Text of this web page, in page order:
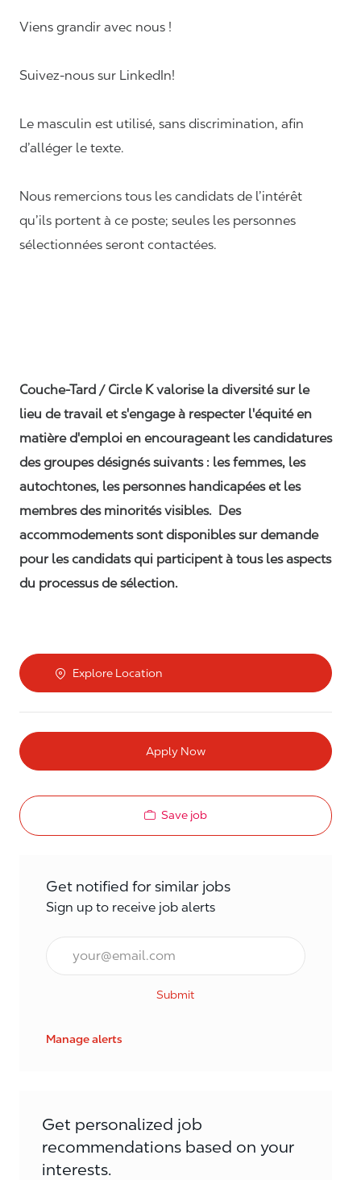
Viens grandir avec nous !
Suivez-nous sur LinkedIn!
Le masculin est utilisé, sans discrimination, afin
d’alléger le texte.
Nous remercions tous les candidats de l’intérêt
qu’ils portent à ce poste; seules les personnes
sélectionnées seront contactées.
Couche-Tard / Circle K valorise la diversité sur le
lieu de travail et s'engage à respecter l'équité en
matière d'emploi en encourageant les candidatures
des groupes désignés suivants : les femmes, les
autochtones, les personnes handicapées et les
membres des minorités visibles. Des
accommodements sont disponibles sur demande
pour les candidats qui participent à tous les aspects
du processus de sélection.
Explore Location
Apply Now
Save job
Get notified for similar jobs
Sign up to receive job alerts
Email*
Submit
Manage alerts
Get personalized job
recommendations based on your
interests.